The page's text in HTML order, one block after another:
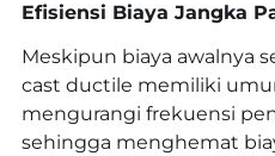
Efisiensi Biaya Jangka
Meskipun biaya awalnya
cast ductile memiliki
mengurangi frekuensi
sehingga menghemat